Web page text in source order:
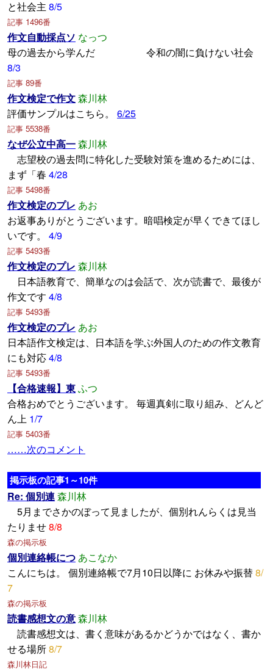
と社会主 8/5
記事 1496番
作文自動採点ソ なっつ
母の過去から学んだ 令和の闇に負けない社会
8/3
記事 89番
作文検定で作文森川林
評価サンプルはこちら。 6/25
記事 5538番
なぜ公立中高一森川林
志望校の過去問に特化した受験対策を進めるためには、
まず「春 4/28
記事 5498番
作文検定のプレ あお
お返事ありがとうございます。暗唱検定が早くできてほし
いです。
4/9
記事 5493番
作文検定のプレ 森川林
日本語教育で、簡単なのは会話で、次が読書で、最後が
作文です 4/8
記事 5493番
作文検定のプレ あお
日本語作文検定は、日本語を学ぶ外国人のための作文教育
にも対応4/8
記事 5493番
【合格速報】東ふつ
合格おめでとうございます。 毎週真剣に取り組み、どんど
ん上 1/7
記事 5403番
……次のコメント
掲示板の記事1～10件
Re: 個別連森川林
5月までさかのぼって見ましたが、個別れんらくは見当
たりませ8/8
森の掲示板
個別連絡帳につ あこなか
こんにちは。 個別連絡帳で7月10日以降に お休みや振替8/
7
森の掲示板
読書感想文の意森川林
読書感想文は、書く意味があるかどうかではなく、書か
せる場所8/7
森川林日記